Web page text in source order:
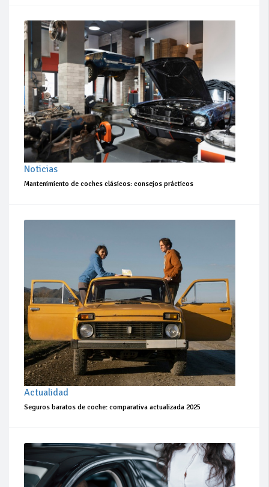
Noticias
Mantenimiento de coches clásicos: consejos prácticos
Actualidad
Seguros baratos de coche: comparativa actualizada 2025